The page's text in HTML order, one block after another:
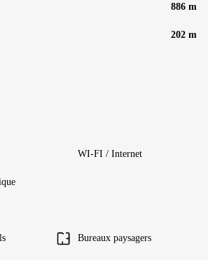
886 m
202 m
WI-FI / Internet
Bureaux paysagers